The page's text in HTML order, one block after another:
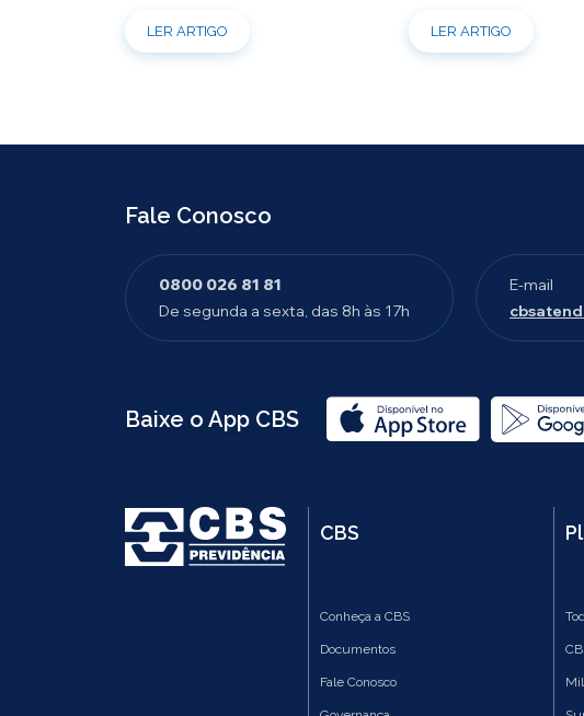
aniversário, reforçamos o nosso
LER ARTIGO
por e-mail também
LER ARTIGO
Fale Conosco
0800 026 81 81
De segunda a sexta, das 8h às 17h
E-mail
Baixe o App CBS
CBS
Conheça a CBS
Documentos
Fale Conosco